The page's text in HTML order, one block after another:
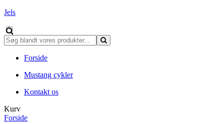
Jels
Forside
Mustang cykler
Kontakt os
Kurv
Forside